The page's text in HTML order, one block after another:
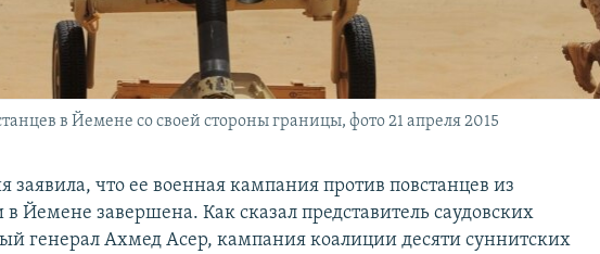
в Йемене со своей стороны границы, фото 21 апреля 2015
заявила, что ее военная кампания против повстанцев из
Йемене завершена. Как сказал представитель саудовских
генерал Ахмед Асер, кампания коалиции десяти суннитских